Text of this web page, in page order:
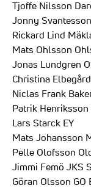
Tjoffe Nilsson
Jonny
Rickard Lind
Mats Ohlsson
Jonas Lundgren
Christina
Niclas Frank
Patrik
Lars Starck EY
Mats Johansson
Pelle Olofsson
Jimmi Femö JKS
Göran Olsson GO